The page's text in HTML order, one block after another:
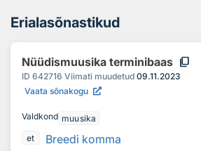
Erialasõnastikud
Nüüdismuusika terminibaas content_copy
ID 642716 Viimati muudetud 09.11.2023
Vaata sõnakogu
Valdkond muusika
et
Breedi komma